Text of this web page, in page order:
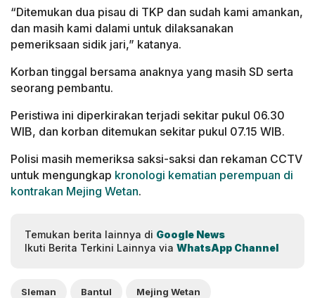
“Ditemukan dua pisau di TKP dan sudah kami amankan,
dan masih kami dalami untuk dilaksanakan
pemeriksaan sidik jari,” katanya.
Korban tinggal bersama anaknya yang masih SD serta
seorang pembantu.
Peristiwa ini diperkirakan terjadi sekitar pukul 06.30
WIB, dan korban ditemukan sekitar pukul 07.15 WIB.
Polisi masih memeriksa saksi-saksi dan rekaman CCTV
untuk mengungkap kronologi kematian perempuan di
kontrakan Mejing Wetan.
Temukan berita lainnya di Google News
Ikuti Berita Terkini Lainnya via WhatsApp Channel
Sleman Bantul Mejing Wetan